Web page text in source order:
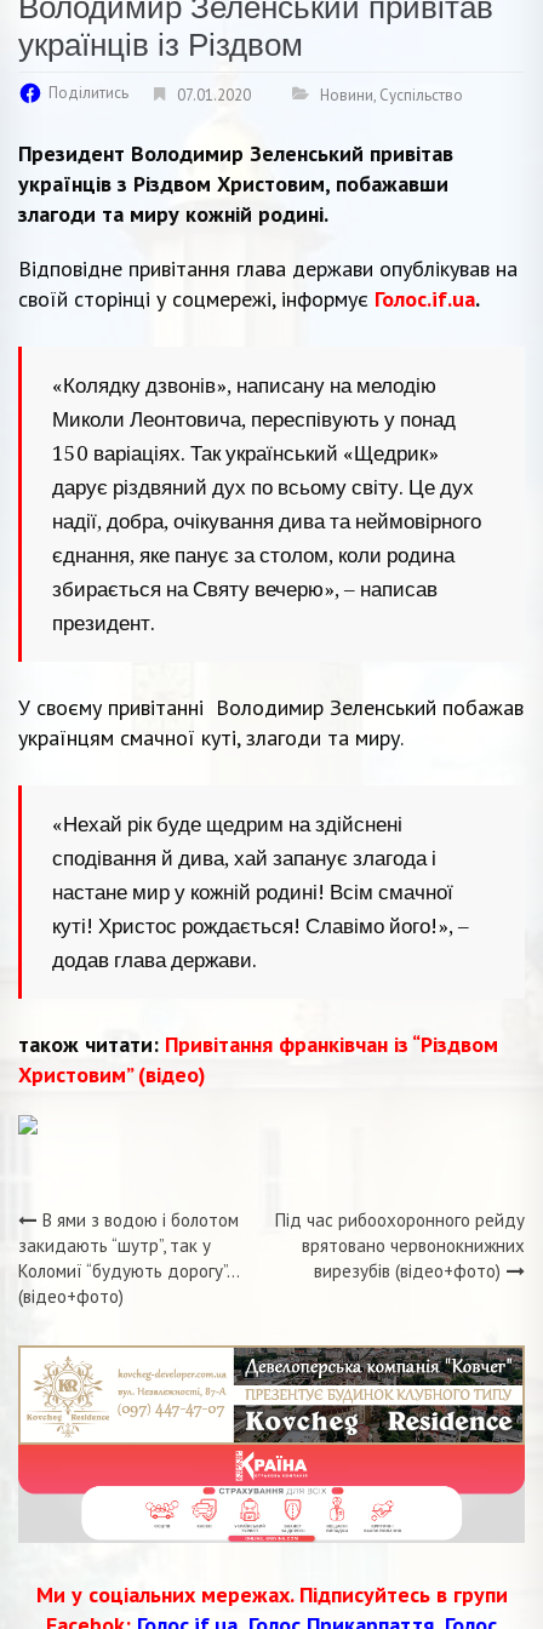
українців із Різдвом
Поділитись 07.01.2020 Новини, Суспільство
Президент Володимир Зеленський привітав
українців з Різдвом Христовим, побажавши
злагоди та миру кожній родині.
Відповідне привітання глава держави опублікував на
своїй сторінці у соцмережі, інформує Голос.if.ua.
«Колядку дзвонів», написану на мелодію
Миколи Леонтовича, переспівують у понад
150 варіаціях. Так український «Щедрик»
дарує різдвяний дух по всьому світу. Це дух
надії, добра, очікування дива та неймовірного
єднання, яке панує за столом, коли родина
збирається на Святу вечерю», – написав
президент.
У своєму привітанні Володимир Зеленський побажав
українцям смачної куті, злагоди та миру.
«Нехай рік буде щедрим на здійснені
сподівання й дива, хай запанує злагода і
настане мир у кожній родині! Всім смачної
куті! Христос рождається! Славімо його!», –
додав глава держави.
також читати: Привітання франківчан із “Різдвом
Христовим” (відео)
Навігація
записів
В ями з водою і болотом
закидають “шутр”, так у
Коломиї “будують дорогу”…
(відео+фото)
Під час рибоохоронного рейду
врятовано червонокнижних
вирезубів (відео+фото)
Ми у соціальних мережах. Підписуйтесь в групи